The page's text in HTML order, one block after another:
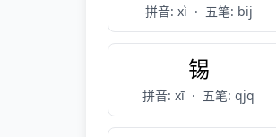
拼音: xì · 五笔: bij
锡
拼音: xī · 五笔: qjq